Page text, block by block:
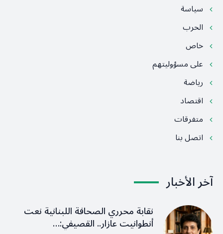
سياسة
الحرب
خاص
على مسؤوليتهم
رياضة
اقتصاد
متفرقات
اتصل بنا
آخر الأخبار
نقابة محرري الصحافة اللبنانية نعت
أنطوانيت عازار.. القصيفي:…